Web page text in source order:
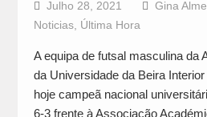
Julho 28, 2021 Gina
Noticias, Última Hora
A equipa de futsal masculina da
da Universidade da Beira
hoje campeã nacional
6-3 frente à Associação